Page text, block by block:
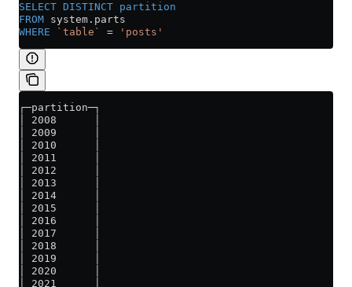
SELECT DISTINCT partition
FROM system . parts
WHERE `table` = 'posts'
┌─partition─┐
│ 2008      │
│ 2009      │
│ 2010      │
│ 2011      │
│ 2012      │
│ 2013      │
│ 2014      │
│ 2015      │
│ 2016      │
│ 2017      │
│ 2018      │
│ 2019      │
│ 2020      │
│ 2021      │